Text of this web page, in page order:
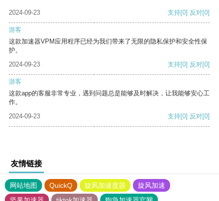
2024-09-23 支持[0] 反对[0]
游客
这款加速器VPM应用程序已经为我们带来了无限的隐私保护和安全性保
护。
2024-09-23
支持[0] 反对[0]
游客
这款app的客服非常专业，遇到问题总是能够及时解决，让我能够安心工
作。
2024-09-23
支持[0] 反对[0]
友情链接
网站地图 QuickQ 旋风加速度器
旋风加速